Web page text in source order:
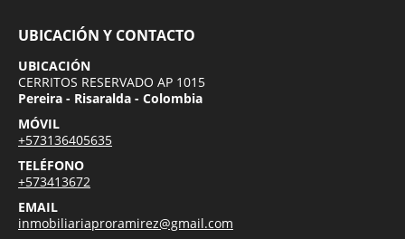
UBICACIÓN Y CONTACTO
UBICACIÓN
CERRITOS RESERVADO AP 1015
Pereira - Risaralda - Colombia
MÓVIL
+573136405635
TELÉFONO
+573413672
EMAIL
inmobiliariaproramirez@gmail.com